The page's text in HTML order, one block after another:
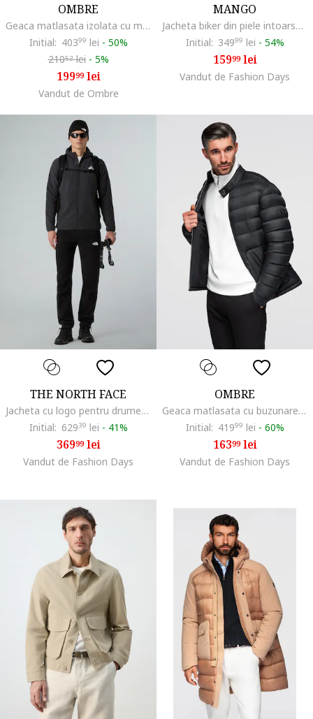
OMBRE
Geaca matlasata izolata cu maneci raglan OM-JAHP-0302, Negru
Initial: 40399 lei - 50%
21052lei - 5%
19999lei
Vandut de Ombre
MANGO
Jacheta biker din piele intoarsa sintetica, Bej
Initial: 34999 lei - 54%
15999lei
Vandut de Fashion Days
THE NORTH FACE
Jacheta cu logo pentru drumetii Glacier, Gri inchis
Initial: 62939 lei - 41%
36999lei
Vandut de Fashion Days
OMBRE
Geaca matlasata cu buzunare cu fermoar, Negru
Initial: 41999 lei - 60%
16399lei
Vandut de Fashion Days